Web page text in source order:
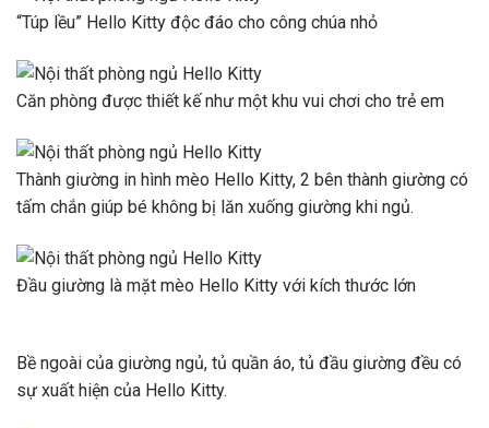
“Túp lều” Hello Kitty độc đáo cho công chúa nhỏ
Căn phòng được thiết kế như một khu vui chơi cho trẻ em
Thành giường in hình mèo Hello Kitty, 2 bên thành giường có
tấm chắn giúp bé không bị lăn xuống giường khi ngủ.
Đầu giường là mặt mèo Hello Kitty với kích thước lớn
Bề ngoài của giường ngủ, tủ quần áo, tủ đầu giường đều có
sự xuất hiện của Hello Kitty.